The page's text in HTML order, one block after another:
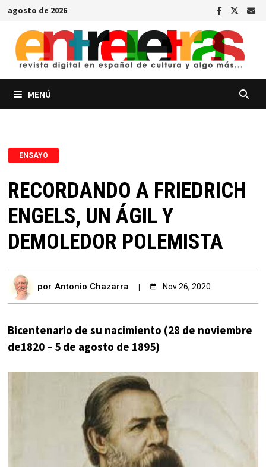
Saltar
contenido
agosto de 2026
MENÚ
ENSAYO
RECORDANDO A FRIEDRICH
ENGELS, UN ÁGIL Y
DEMOLEDOR POLEMISTA
por Antonio Chazarra Nov 26, 2020
Bicentenario de su nacimiento (28 de noviembre
de1820 – 5 de agosto de 1895)